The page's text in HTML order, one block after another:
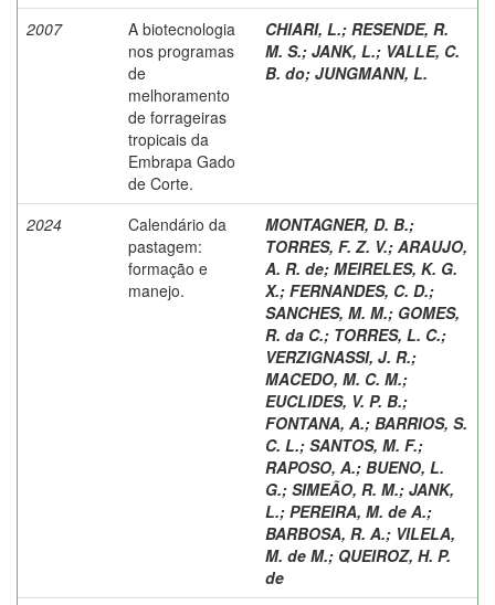
2007
A biotecnologia
nos programas
de
melhoramento
de forrageiras
tropicais da
Embrapa Gado
de Corte.
CHIARI, L.; RESENDE, R.
M. S.; JANK, L.; VALLE, C.
B. do; JUNGMANN, L.
2024
Calendário da
pastagem:
formação e
manejo.
MONTAGNER, D. B.;
TORRES, F. Z. V.; ARAUJO,
A. R. de; MEIRELES, K. G.
X.; FERNANDES, C. D.;
SANCHES, M. M.; GOMES,
R. da C.; TORRES, L. C.;
VERZIGNASSI, J. R.;
MACEDO, M. C. M.;
EUCLIDES, V. P. B.;
FONTANA, A.; BARRIOS, S.
C. L.; SANTOS, M. F.;
RAPOSO, A.; BUENO, L.
G.; SIMEÃO, R. M.; JANK,
L.; PEREIRA, M. de A.;
BARBOSA, R. A.; VILELA,
M. de M.; QUEIROZ, H. P.
de